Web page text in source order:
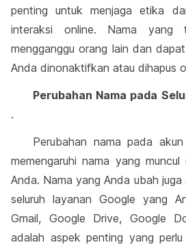
penting untuk menjaga etika
interaksi online. Nama yang
mengganggu orang lain dan
Anda dinonaktifkan atau dihapus
Perubahan Nama pada
.
Perubahan nama pada
memengaruhi nama yang
Anda. Nama yang Anda ubah
seluruh layanan Google yang
Gmail, Google Drive, Google
adalah aspek penting yang